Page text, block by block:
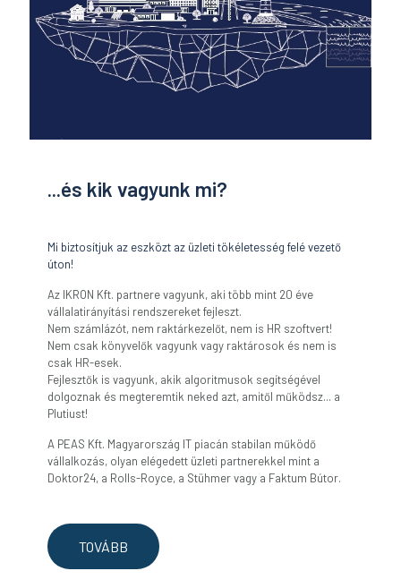
...és kik vagyunk mi?
Mi biztosítjuk az eszközt az üzleti tökéletesség felé vezető
úton!
Az IKRON Kft. partnere vagyunk, aki több mint 20 éve
vállalatirányítási rendszereket fejleszt.
Nem számlázót, nem raktárkezelőt, nem is HR szoftvert!
Nem csak könyvelők vagyunk vagy raktárosok és nem is
csak HR-esek.
Fejlesztők is vagyunk, akik algoritmusok segítségével
dolgoznak és megteremtik neked azt, amitől működsz... a
Plutiust!
A PEAS Kft. Magyarország IT piacán stabilan működő
vállalkozás, olyan elégedett üzleti partnerekkel mint a
Doktor24, a Rolls-Royce, a Stühmer vagy a Faktum Bútor.
TOVÁBB